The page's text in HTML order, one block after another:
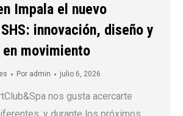
Impala el nuevo
innovación, diseño y
movimiento
Por admin julio 6, 2026
nos gusta acercarte